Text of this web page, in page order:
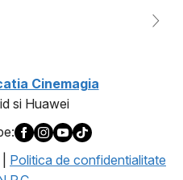
Cinemagia
si Huawei
Politica de confidentialitate